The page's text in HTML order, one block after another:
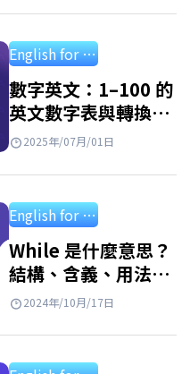
小技巧。 序數…
English for starter
數字英文：1–100 的
英文數字表與轉換方
式2025年/07月/01日
English for starter
While 是什麼意思？
結構、含義、用法及
附答案練習
2024年/10月/17日